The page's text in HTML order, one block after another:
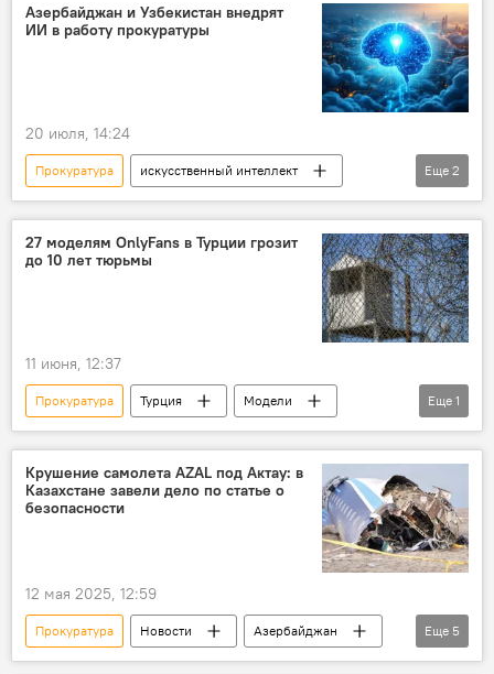
Азербайджан и Узбекистан внедрят
ИИ в работу прокуратуры
20 июля, 14:24
Прокуратура
искусственный интеллект
Сотрудничество
Узбекистан
Еще 2
27 моделям OnlyFans в Турции грозит
до 10 лет тюрьмы
11 июня, 12:37
Прокуратура Турция
Модели
Налоги
Еще 1
Крушение самолета AZAL под Актау: в
Казахстане завели дело по статье о
безопасности
12 мая 2025, 12:59
Прокуратура Новости
Азербайджан
Россия
Казахстан
Следствие
Еще 5